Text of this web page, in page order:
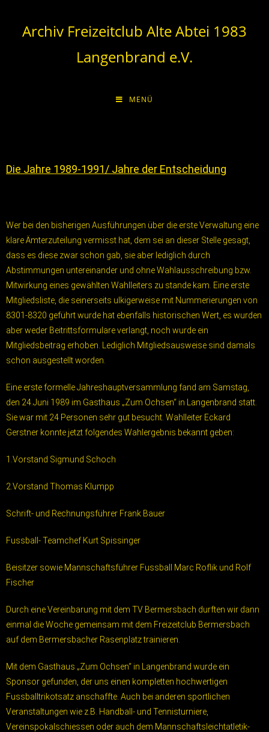
Archiv Freizeitclub Alte Abtei 1983
Langenbrand e.V.
MENÜ
Die Jahre 1989-1991/ Jahre der Entscheidung
Wer bei den bisherigen Ausführungen über die erste Verwaltung eine
klare Ämterzuteilung vermisst hat, dem sei an dieser Stelle gesagt,
dass es diese zwar schon gab, sie aber lediglich durch
Abstimmungen untereinander und ohne Wahlausschreibung bzw.
Mitwirkung eines gewählten Wahlleiters zu stande kam. Eine erste
Mitgliedsliste, die seinerseits ulkigerweise mit Nummerierungen von
8301-8320 geführt wurde hat ebenfalls historischen Wert, es wurden
aber weder Beitrittsformulare verlangt, noch wurde ein
Mitgliedsbeitrag erhoben. Lediglich Mitgliedsausweise sind damals
schon ausgestellt worden.
Eine erste formelle Jahreshauptversammlung fand am Samstag,
den 24.Juni 1989 im Gasthaus „Zum Ochsen“ in Langenbrand statt.
Sie war mit 24 Personen sehr gut besucht. Wahlleiter Eckard
Gerstner konnte jetzt folgendes Wahlergebnis bekannt geben:
1.Vorstand Sigmund Schoch
2.Vorstand Thomas Klumpp
Schrift- und Rechnungsführer Frank Bauer
Fussball- Teamchef Kurt Spissinger
Beisitzer sowie Mannschaftsführer Fussball Marc Roflik und Rolf
Fischer
Durch eine Vereinbarung mit dem TV Bermersbach durften wir dann
einmal die Woche gemeinsam mit dem Freizeitclub Bermersbach
auf dem Bermersbacher Rasenplatz trainieren.
Mit dem Gasthaus „Zum Ochsen“ in Langenbrand wurde ein
Sponsor gefunden, der uns einen kompletten hochwertigen
Fussballtrikotsatz anschaffte. Auch bei anderen sportlichen
Veranstaltungen wie z.B. Handball- und Tennisturniere,
Vereinspokalschiessen oder auch dem Mannschaftsleichtatletik-